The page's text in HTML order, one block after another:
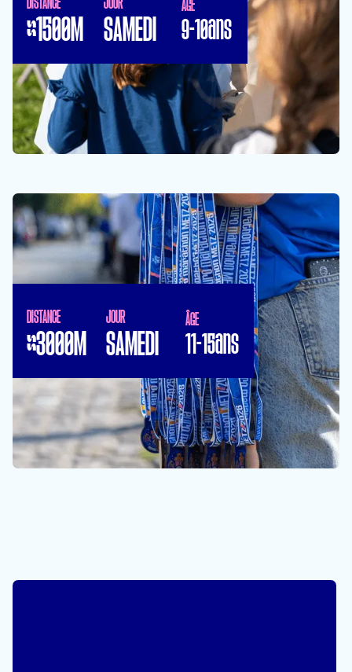
≈1500M SAMEDI
ÂGE
9-10ans
DISTANCE
≈3000M
JOUR
SAMEDI
ÂGE
11-15ans